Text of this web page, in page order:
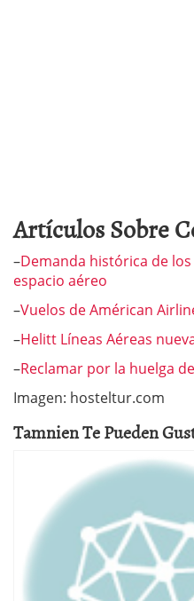
Artículos Sobre
–Demanda histórica de
espacio aéreo
–Vuelos de Américan
–Helitt Líneas Aéreas
–Reclamar por la huelga
Imagen: hosteltur.com
Tamnien Te Pueden